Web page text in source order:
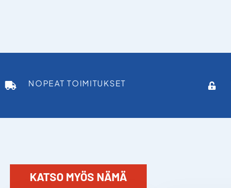
NOPEAT TOIMITUKSET
KATSO MYÖS NÄMÄ